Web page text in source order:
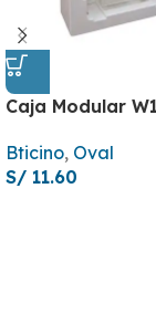
Caja Modular
Bticino, Oval
S/ 11.60